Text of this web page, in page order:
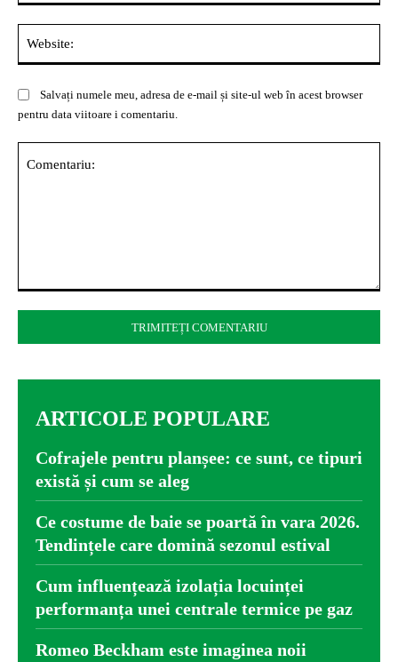
Salvați numele meu, adresa de e-mail și site-ul web în acest browser
pentru data viitoare i comentariu.
ARTICOLE POPULARE
Cofrajele pentru planșee: ce sunt, ce tipuri
există și cum se aleg
Ce costume de baie se poartă în vara 2026.
Tendințele care domină sezonul estival
Cum influențează izolația locuinței
performanța unei centrale termice pe gaz
Romeo Beckham este imaginea noii